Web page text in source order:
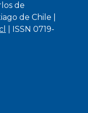
de
de Chile |
| ISSN 0719-